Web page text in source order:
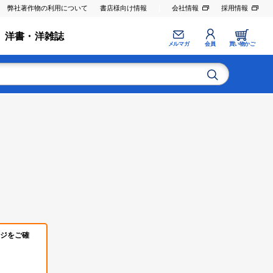
弊社著作物の利用について 書店様向け情報 会社情報 採用情報
洋書・洋雑誌
メルマガ 会員 買い物かご
をご確